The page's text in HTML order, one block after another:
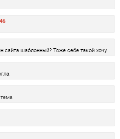
сайта шаблонный? Тоже себе такой хочу…
тема